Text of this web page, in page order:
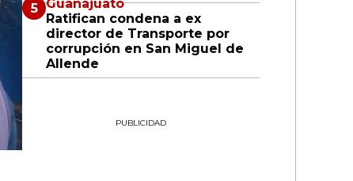
Guanajuato
Ratifican condena a ex
director de Transporte por
corrupción en San Miguel de
Allende
PUBLICIDAD